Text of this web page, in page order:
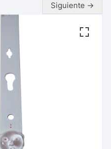
Siguiente →